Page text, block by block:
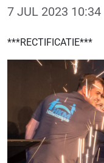
7 JUL 2023 10:34
***RECTIFICATIE***